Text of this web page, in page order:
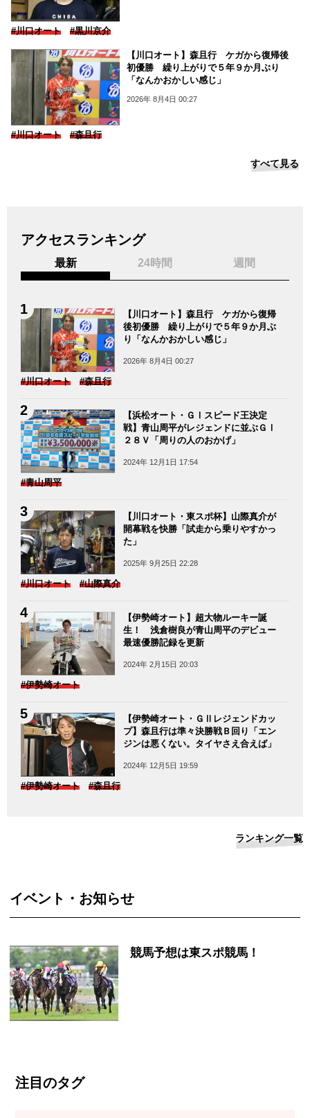
#川口オート #黒川京介
【川口オート】森且行 ケガから復帰後
初優勝 繰り上がりで５年９か月ぶり
「なんかおかしい感じ」
2026年 8月4日 00:27
#川口オート #森且行
すべて見る
アクセスランキング
最新 24時間 週間
【川口オート】森且行 ケガから復帰
後初優勝 繰り上がりで５年９か月ぶ
り「なんかおかしい感じ」
2026年 8月4日 00:27
#川口オート #森且行
【浜松オート・ＧⅠスピード王決定
戦】青山周平がレジェンドに並ぶＧⅠ
２８Ｖ「周りの人のおかげ」
2024年 12月1日 17:54
#青山周平
【川口オート・東スポ杯】山際真介が
開幕戦を快勝「試走から乗りやすかっ
た」
2025年 9月25日 22:28
#川口オート #山際真介
【伊勢崎オート】超大物ルーキー誕
生！ 浅倉樹良が青山周平のデビュー
最速優勝記録を更新
2024年 2月15日 20:03
#伊勢崎オート
【伊勢崎オート・ＧⅡレジェンドカッ
プ】森且行は準々決勝戦Ｂ回り「エン
ジンは悪くない。タイヤさえ合えば」
2024年 12月5日 19:59
#伊勢崎オート #森且行
ランキング一覧
イベント・お知らせ
競馬予想は東スポ競馬！
注目のタグ